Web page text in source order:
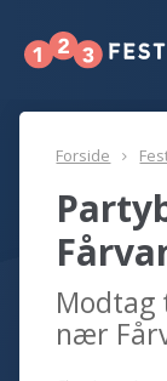
Forside
nær